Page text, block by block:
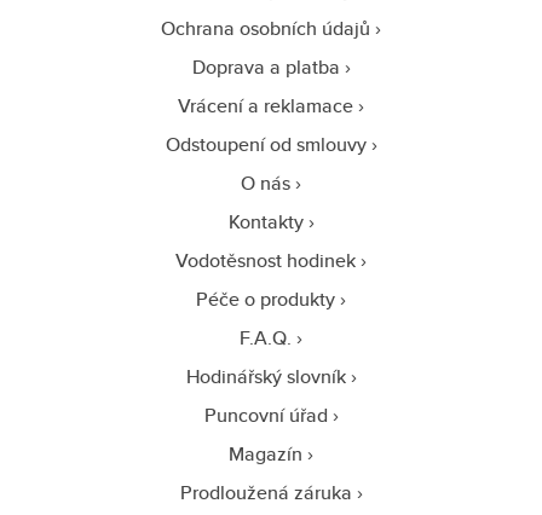
Ochrana osobních údajů
Doprava a platba
Vrácení a reklamace
Odstoupení od smlouvy
O nás
Kontakty
Vodotěsnost hodinek
Péče o produkty
F.A.Q.
Hodinářský slovník
Puncovní úřad
Magazín
Prodloužená záruka